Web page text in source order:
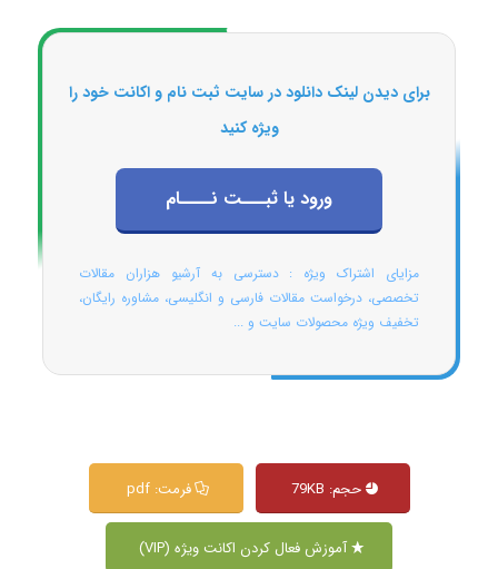
برای دیدن لینک دانلود در سایت ثبت نام و اکانت خود را
ویژه کنید
ورود یا ثبـــت نــــام
مزایای اشتراک ویژه : دسترسی به آرشیو هزاران مقالات
تخصصی، درخواست مقالات فارسی و انگلیسی، مشاوره رایگان،
تخفیف ویژه محصولات سایت و ...
حجم: 79KB فرمت: pdf
آموزش فعال کردن اکانت ویژه (VIP)